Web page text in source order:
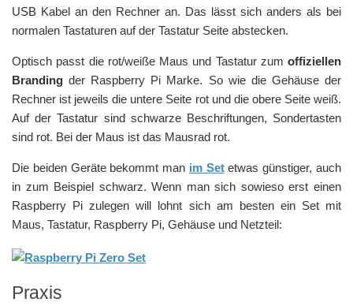
USB Kabel an den Rechner an. Das lässt sich anders als bei
normalen Tastaturen auf der Tastatur Seite abstecken.
Optisch passt die rot/weiße Maus und Tastatur zum offiziellen
Branding der Raspberry Pi Marke. So wie die Gehäuse der
Rechner ist jeweils die untere Seite rot und die obere Seite weiß.
Auf der Tastatur sind schwarze Beschriftungen, Sondertasten
sind rot. Bei der Maus ist das Mausrad rot.
Die beiden Geräte bekommt man im Setetwas günstiger, auch
in zum Beispiel schwarz. Wenn man sich sowieso erst einen
Raspberry Pi zulegen will lohnt sich am besten ein Set mit
Maus, Tastatur, Raspberry Pi, Gehäuse und Netzteil:
Praxis